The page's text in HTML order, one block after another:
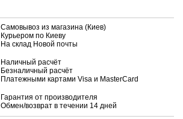
Самовывоз из магазина (Киев)
Курьером по Киеву
На склад Новой почты
Наличный расчёт
Безналичный расчёт
Платежными картами Visa и MasterCard
Гарантия от производителя
Обмен/возврат в течении 14 дней